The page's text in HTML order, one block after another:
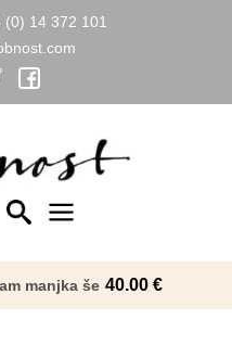
(0) 14 372 101
Menu
manjka še 40.00 €